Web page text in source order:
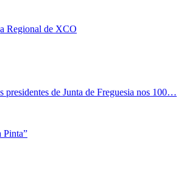
Regional de XCO
de Junta de Freguesia nos 100…
Pinta”